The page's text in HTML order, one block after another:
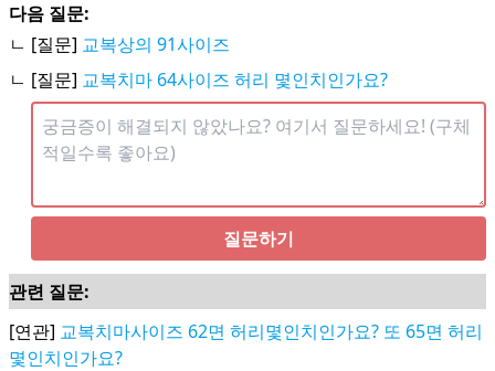
다음 질문:
ㄴ [질문] 교복상의 91사이즈
ㄴ [질문] 교복치마 64사이즈 허리 몇인치인가요?
질문하기
관련 질문:
[연관] 교복치마사이즈 62면 허리몇인치인가요? 또 65면 허리
몇인치인가요?